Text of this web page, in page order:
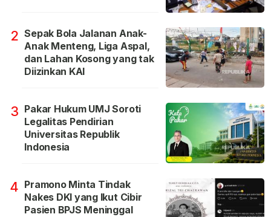
2 Sepak Bola Jalanan Anak-
Anak Menteng, Liga Aspal,
dan Lahan Kosong yang tak
Diizinkan KAI
3 Pakar Hukum UMJ Soroti
Legalitas Pendirian
Universitas Republik
Indonesia
4 Pramono Minta Tindak
Nakes DKI yang Ikut Cibir
Pasien BPJS Meninggal